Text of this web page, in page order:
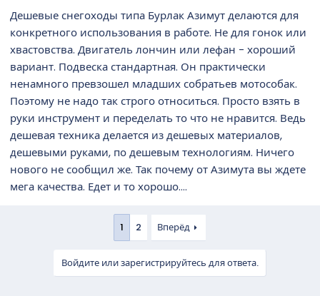
Дешевые снегоходы типа Бурлак Азимут делаются для
конкретного использования в работе. Не для гонок или
хвастовства. Двигатель лончин или лефан - хороший
вариант. Подвеска стандартная. Он практически
ненамного превзошел младших собратьев мотособак.
Поэтому не надо так строго относиться. Просто взять в
руки инструмент и переделать то что не нравится. Ведь
дешевая техника делается из дешевых материалов,
дешевыми руками, по дешевым технологиям. Ничего
нового не сообщил же. Так почему от Азимута вы ждете
мега качества. Едет и то хорошо....
1 2 Вперёд
Войдите или зарегистрируйтесь для ответа.